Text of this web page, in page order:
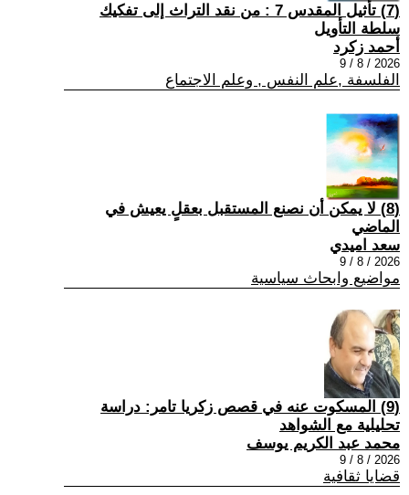
(7) تأثيل المقدس 7 : من نقد التراث إلى تفكيك
سلطة التأويل
أحمد زكرد
2026 / 8 / 9
الفلسفة ,علم النفس , وعلم الاجتماع
(8) لا يمكن أن نصنع المستقبل بعقلٍ يعيش في
الماضي
سعد اميدي
2026 / 8 / 9
مواضيع وابحاث سياسية
(9) المسكوت عنه في قصص زكريا تامر: دراسة
تحليلية مع الشواهد
محمد عبد الكريم يوسف
2026 / 8 / 9
قضايا ثقافية